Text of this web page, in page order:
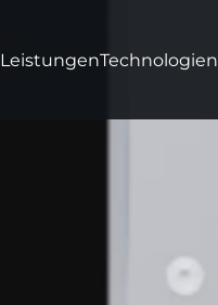
LeistungenTechnologien